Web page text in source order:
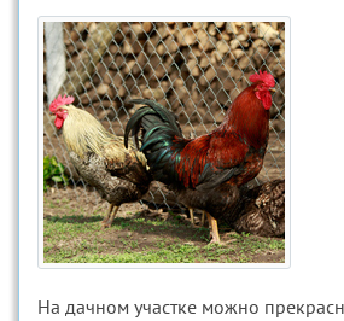
На дачном участке можно